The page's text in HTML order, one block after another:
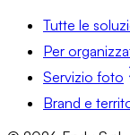
Tutte le
Per
Servizio foto
Brand e